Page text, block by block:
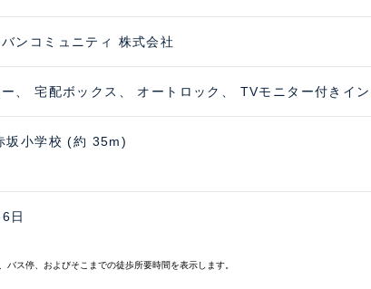
ンコミュニティ 株式会社
、 宅配ボックス、 オートロック、 TVモニター付きイ
坂小学校 (約 35m)
日
ス停、およびそこまでの徒歩所要時間を表示します。